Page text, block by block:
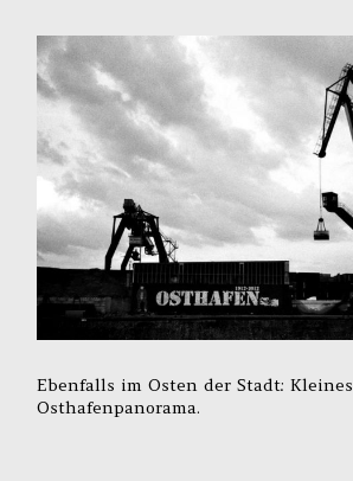
Ebenfalls im Osten der Stadt: Kleines
Osthafenpanorama.